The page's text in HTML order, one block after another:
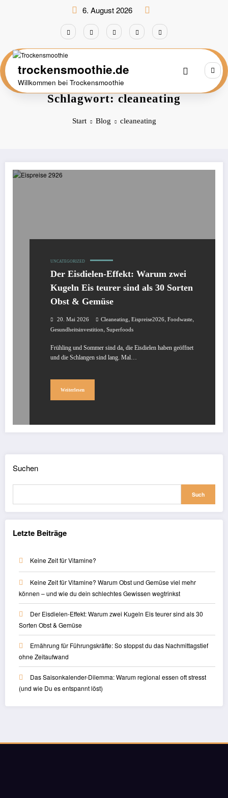
6. August 2026
trockensmoothie.de
Willkommen bei Trockensmoothie
Schlagwort: cleaneating
Start Blog cleaneating
UNCATEGORIZED
Der Eisdielen-Effekt: Warum zwei
Kugeln Eis teurer sind als 30 Sorten
Obst & Gemüse
20. Mai 2026 Cleaneating, Eispreise2026, Foodwaste,
Gesundheitsinvestition, Superfoods
Frühling und Sommer sind da, die Eisdielen haben geöffnet
und die Schlangen sind lang. Mal…
Weiterlesen
Suchen
Such
Letzte Beiträge
Keine Zeit für Vitamine?
Keine Zeit für Vitamine? Warum Obst und Gemüse viel mehr
können – und wie du dein schlechtes Gewissen wegtrinkst
Der Eisdielen-Effekt: Warum zwei Kugeln Eis teurer sind als 30
Sorten Obst & Gemüse
Ernährung für Führungskräfte: So stoppst du das Nachmittagstief
ohne Zeitaufwand
Das Saisonkalender-Dilemma: Warum regional essen oft stresst
(und wie Du es entspannt löst)